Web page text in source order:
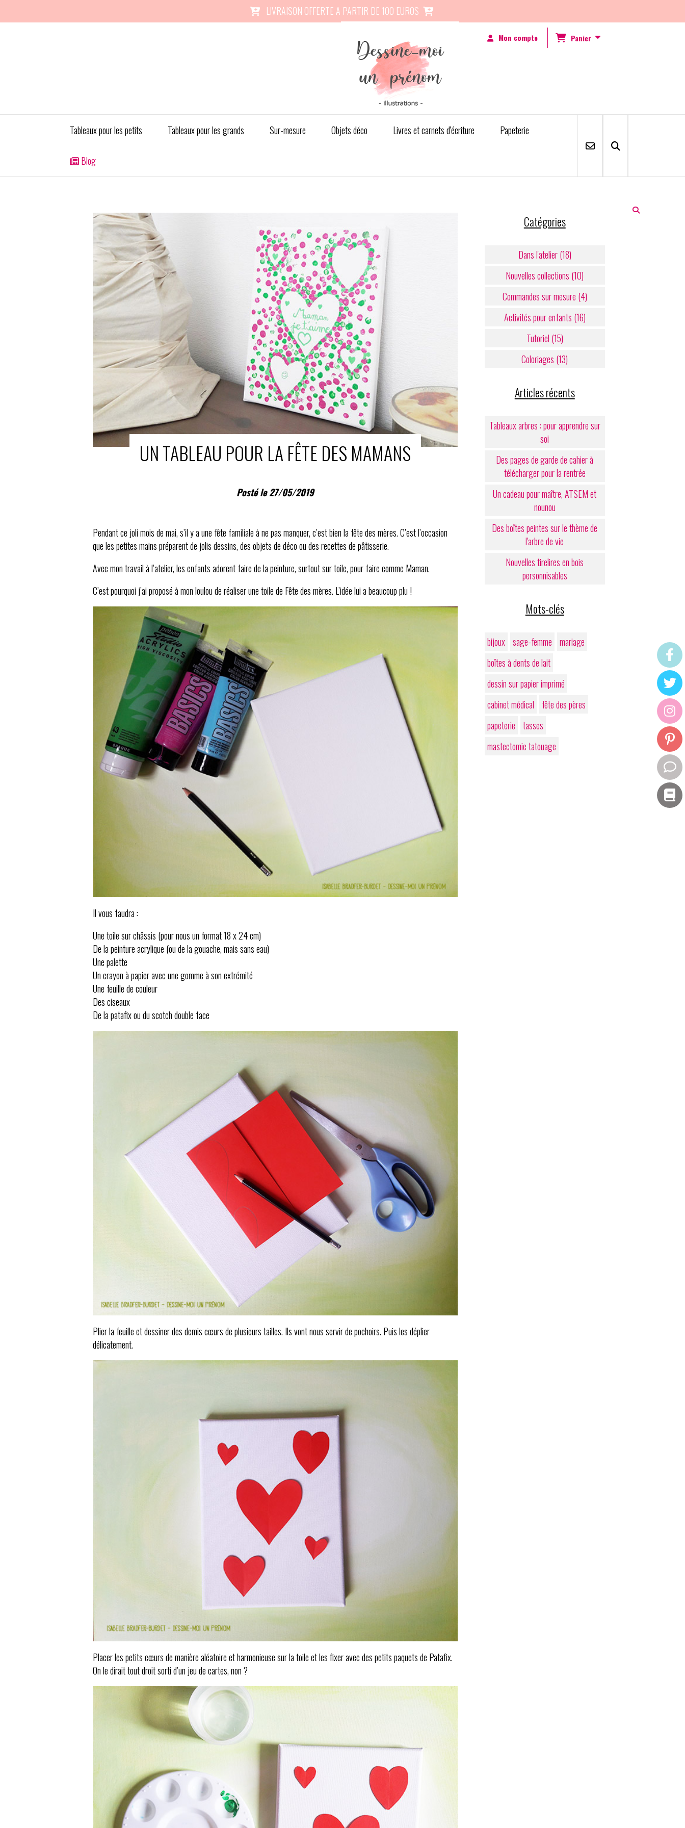
 LIVRAISON OFFERTE A PARTIR DE 100 EUROS 
Mon compte Panier
Tableaux pour les petits Tableaux pour les grands Sur-mesure Objets déco Livres et carnets d'écriture Papeterie
Blog
UN TABLEAU POUR LA FÊTE DES MAMANS
Posté le 27/05/2019
Pendant ce joli mois de mai, s’il y a une fête familiale à ne pas manquer, c’est bien la fête des mères. C’est l’occasion
que les petites mains préparent de jolis dessins, des objets de déco ou des recettes de pâtisserie.
Avec mon travail à l’atelier, les enfants adorent faire de la peinture, surtout sur toile, pour faire comme Maman.
C’est pourquoi j’ai proposé à mon loulou de réaliser une toile de Fête des mères. L’idée lui a beaucoup plu !
Il vous faudra :
Une toile sur châssis (pour nous un format 18 x 24 cm)
De la peinture acrylique (ou de la gouache, mais sans eau)
Une palette
Un crayon à papier avec une gomme à son extrémité
Une feuille de couleur
Des ciseaux
De la patafix ou du scotch double face
Plier la feuille et dessiner des demis cœurs de plusieurs tailles. Ils vont nous servir de pochoirs. Puis les déplier
délicatement.
Placer les petits cœurs de manière aléatoire et harmonieuse sur la toile et les fixer avec des petits paquets de Patafix.
On le dirait tout droit sorti d’un jeu de cartes, non ?
Catégories
Dans l'atelier (18)
Nouvelles collections (10)
Commandes sur mesure (4)
Activités pour enfants (16)
Tutoriel (15)
Coloriages (13)
Articles récents
Tableaux arbres : pour apprendre sur
soi
Des pages de garde de cahier à
télécharger pour la rentrée
Un cadeau pour maître, ATSEM et
nounou
Des boîtes peintes sur le thème de
l'arbre de vie
Nouvelles tirelires en bois
personnisables
Mots-clés
bijoux sage-femme
mariage
boîtes à dents de lait
dessin sur papier imprimé
cabinet médical
fête des pères
papeterie
tasses
mastectomie tatouage